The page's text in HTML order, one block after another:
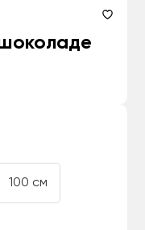
шоколаде
100 см